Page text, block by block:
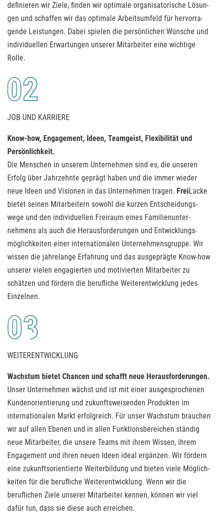
definieren wir Ziele, finden wir optimale organisatorische Lösun­
gen und schaffen wir das optimale Arbeitsumfeld für her­vor­ra­
gende Leistungen. Dabei spielen die persön­lichen Wün­sche und
individuellen Er­wartungen unserer Mit­arbeiter eine wichtige
Rolle.
JOB UND KARRIERE
Know-how, Engagement, Ideen, Teamgeist, Flexibilität und
Persönlichkeit.
Die Menschen in unserem Unternehmen sind es, die unseren
Erfolg über Jahrzehnte geprägt haben und die immer wieder
neue Ideen und Visionen in das Unter­nehmen tragen. FreiLacke
bietet seinen Mitar­bei­tern sowohl die kurzen Entscheidungs­
wege und den indi­vi­du­ellen Freiraum eines Familien­unter­
nehmens als auch die Herausforderungen und Entwicklungs­
möglich­keiten einer internationalen Unternehmens­gruppe. Wir
wissen die jahrelange Erfahrung und das ausgeprägte Know-how
unserer vielen engagierten und motivierten Mitarbeiter zu
schätzen und fördern die berufliche Weiter­ent­wick­lung jedes
Einzelnen.
WEITERENTWICKLUNG
Wachstum bietet Chancen und schafft neue Herausforderungen.
Unser Unternehmen wächst und ist mit einer aus­ge­sprochenen
Kundenorientierung und zukunfts­weisenden Produkten im
internationalen Markt erfolgreich. Für unser Wachstum brauchen
wir auf allen Ebenen und in allen Funktionsbereichen ständig
neue Mitarbeiter, die unsere Teams mit ihrem Wissen, ihrem
Engagement und ihren neuen Ideen ideal ergänzen. Wir fördern
eine zu­kunfts­orientierte Weiterbildung und bieten viele Möglich­
keiten für die berufliche Weiterentwicklung. Wenn wir die
beruflichen Ziele unserer Mitarbeiter kennen, können wir viel
dafür tun, dass sie diese auch erreichen.